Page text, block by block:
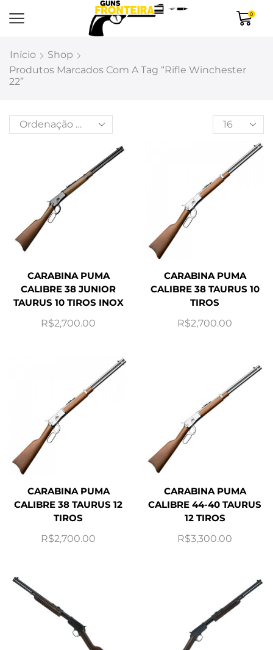
0
Início
Shop
Produtos Marcados Com A Tag “rifle Winchester
22”
CARABINA PUMA
CALIBRE 38 JUNIOR
TAURUS 10 TIROS INOX
R$2,700.00
CARABINA PUMA
CALIBRE 38 TAURUS 10
TIROS
R$2,700.00
CARABINA PUMA
CALIBRE 38 TAURUS 12
TIROS
R$2,700.00
CARABINA PUMA
CALIBRE 44-40 TAURUS
12 TIROS
R$3,300.00